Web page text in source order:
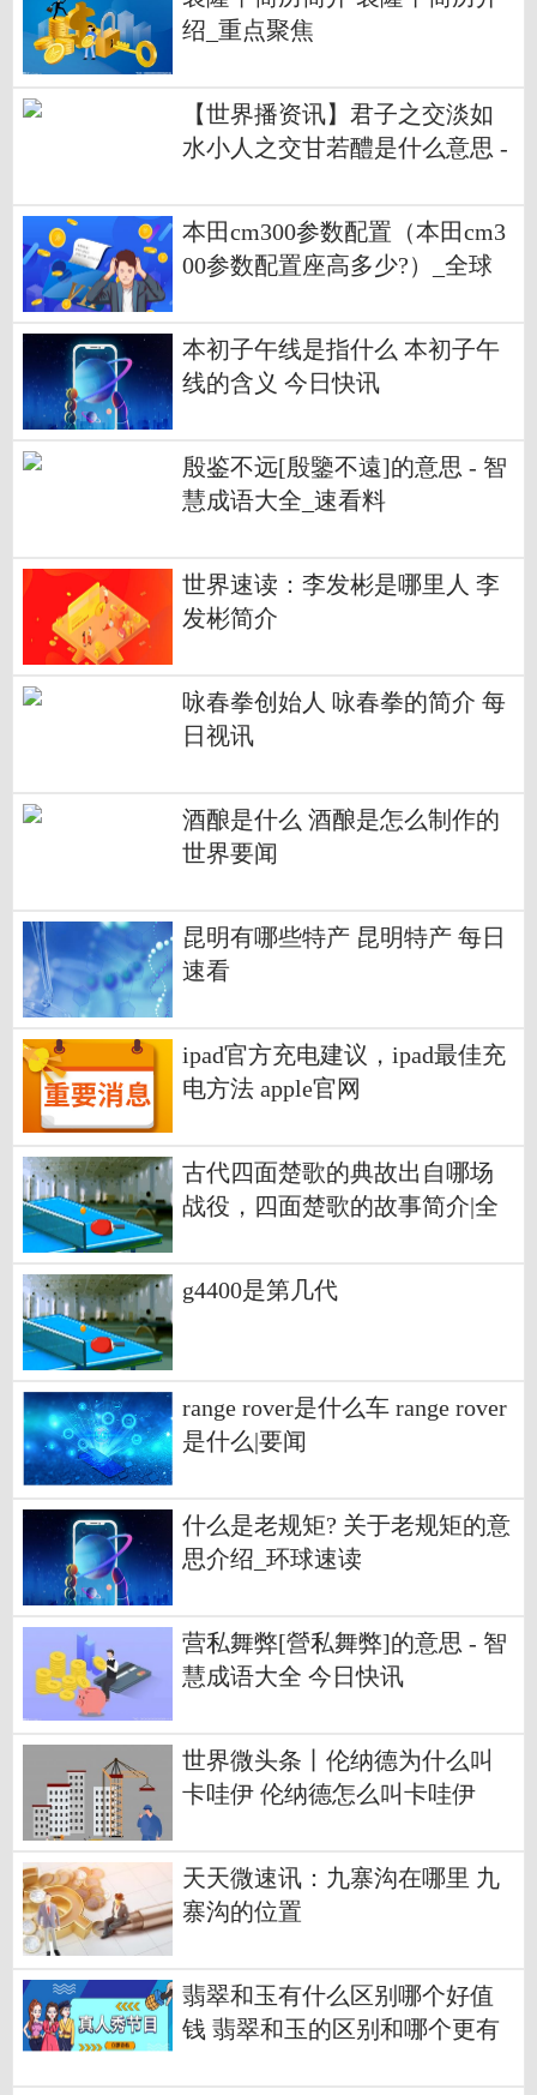
绍_重点聚焦
【世界播资讯】君子之交淡如
水小人之交甘若醴是什么意思 -
本田cm300参数配置（本田cm3
00参数配置座高多少?）_全球
本初子午线是指什么 本初子午
线的含义 今日快讯
殷鉴不远[殷鑒不遠]的意思 - 智
慧成语大全_速看料
世界速读：李发彬是哪里人 李
发彬简介
咏春拳创始人 咏春拳的简介 每
日视讯
酒酿是什么 酒酿是怎么制作的
世界要闻
昆明有哪些特产 昆明特产 每日
速看
ipad官方充电建议，ipad最佳充
电方法 apple官网
古代四面楚歌的典故出自哪场
战役，四面楚歌的故事简介|全
g4400是第几代
range rover是什么车 range rover
是什么|要闻
什么是老规矩? 关于老规矩的意
思介绍_环球速读
营私舞弊[營私舞弊]的意思 - 智
慧成语大全 今日快讯
世界微头条丨伦纳德为什么叫
卡哇伊 伦纳德怎么叫卡哇伊
天天微速讯：九寨沟在哪里 九
寨沟的位置
翡翠和玉有什么区别哪个好值
钱 翡翠和玉的区别和哪个更有